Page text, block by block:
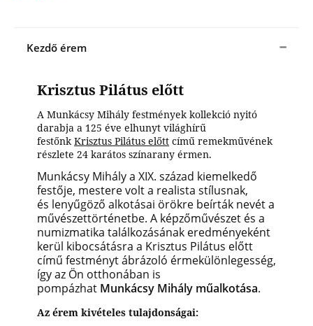
Kezdő érem
Krisztus Pilátus előtt
A Munkácsy Mihály festmények kollekció nyitó
darabja a 125 éve elhunyt világhírű
festőnk Krisztus Pilátus előtt című remekművének
részlete 24 karátos színarany érmen.
Munkácsy Mihály a XIX. század kiemelkedő
festője, mestere volt a realista stílusnak,
és lenyűgöző alkotásai örökre beírták nevét a
művészettörténetbe. A képzőművészet és a
numizmatika találkozásának eredményeként
kerül kibocsátásra a Krisztus Pilátus előtt
című festményt ábrázoló érmekülönlegesség,
így az Ön otthonában is
pompázhat Munkácsy Mihály műalkotása.
Az érem kivételes tulajdonságai: